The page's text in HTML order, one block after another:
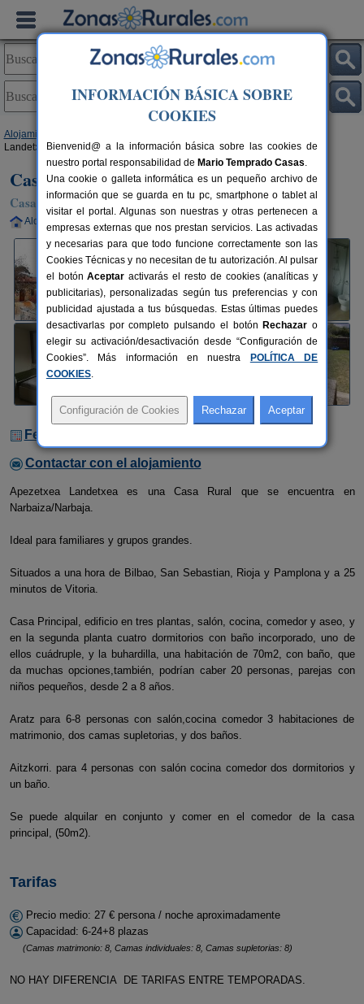
Alojamientos
Landetxea
Casa Rural Apezetxea Landetxea
Casa Rural en Narvaja / Narbaiza (Álava)
Alquiler completo 29 km de Vitoria
Fechas Libres
Contactar con el alojamiento
Apezetxea Landetxea es una Casa Rural que se encuentra en
Narbaiza/Narbaja.
Ideal para familiares y grupos grandes.
Situados a una hora de Bilbao, San Sebastian, Rioja y Pamplona y a 25
minutos de Vitoria.
Casa Principal, edificio en tres plantas, salón, cocina, comedor y aseo, y
en la segunda planta cuatro dormitorios con baño incorporado, uno de
ellos cuádruple, y la buhardilla, una habitación de 70m2, con baño, que
da muchas opciones,también, podrían caber 20 personas, parejas con
niños pequeños, desde 2 a 8 años.
Aratz para 6-8 personas con salón,cocina comedor 3 habitaciones de
matrimonio, dos camas supletorias, y dos baños.
Aitzkorri. para 4 personas con salón cocina comedor dos dormitorios y
un baño.
Se puede alquilar en conjunto y comer en el comedor de la casa
principal, (50m2).
Tarifas
Precio medio: 27 € persona / noche aproximadamente
Capacidad: 6-24+8 plazas
(Camas matrimonio: 8, Camas individuales: 8, Camas supletorias: 8)
NO HAY DIFERENCIA DE TARIFAS ENTRE TEMPORADAS.
INFORMACIÓN BÁSICA SOBRE
COOKIES
Bienvenid@ a la información básica sobre las cookies de
nuestro portal responsabilidad de Mario Temprado Casas.
Una cookie o galleta informática es un pequeño archivo de
información que se guarda en tu pc, smartphone o tablet al
visitar el portal. Algunas son nuestras y otras pertenecen a
empresas externas que nos prestan servicios. Las activadas
y necesarias para que todo funcione correctamente son las
Cookies Técnicas y no necesitan de tu autorización. Al pulsar
el botónAceptar activarás el resto de cookies (analíticas y
publicitarias), personalizadas según tus preferencias y con
publicidad ajustada a tus búsquedas. Estas últimas puedes
desactivarlas por completo pulsando el botón Rechazar o
elegir su activación/desactivación desde “Configuración de
Cookies”. Más información en nuestra
POLÍTICA DE
COOKIES.